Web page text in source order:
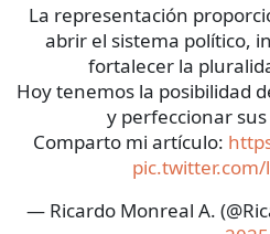
La representación
abrir el sistema político,
fortalecer la
Hoy tenemos la posibilidad
y perfeccionar
Comparto mi artículo:
pic.twitter.com/
— Ricardo Monreal A.